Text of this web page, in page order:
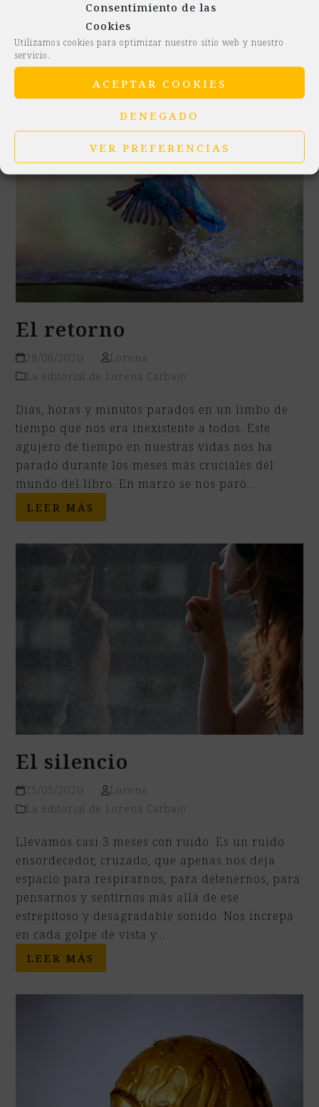
Consentimiento de las
Cookies
Utilizamos cookies para optimizar nuestro sitio web y nuestro
servicio.
ACEPTAR COOKIES
DENEGADO
VER PREFERENCIAS
reflexionar y dedicarnos tiempo a nosotros
mismos, a solas, sin…
LEER MÁS
El retorno
28/06/2020
Lorena
La editorial de Lorena Carbajo
Días, horas y minutos parados en un limbo de
tiempo que nos era inexistente a todos. Este
agujero de tiempo en nuestras vidas nos ha
parado durante los meses más cruciales del
mundo del libro. En marzo se nos paró…
LEER MÁS
El silencio
25/05/2020
Lorena
La editorial de Lorena Carbajo
Llevamos casi 3 meses con ruido. Es un ruido
ensordecedor, cruzado, que apenas nos deja
espacio para respirarnos, para detenernos, para
pensarnos y sentirnos más allá de ese
estrepitoso y desagradable sonido. Nos increpa
en cada golpe de vista y…
LEER MÁS